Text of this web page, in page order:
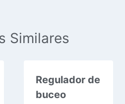
Similares
Regulador de
buceo